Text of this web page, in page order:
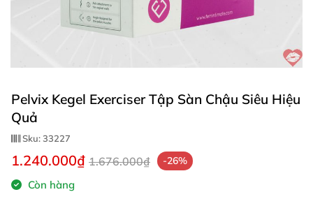
Pelvix Kegel Exerciser Tập Sàn Chậu Siêu Hiệu
Quả
Sku:33227
1.240.000₫ 1.676.000₫ -26%
Còn hàng